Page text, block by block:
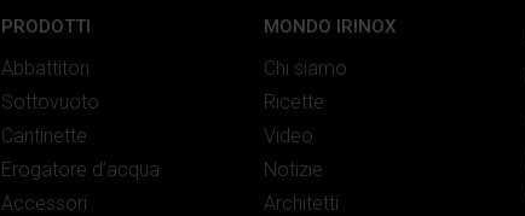
PRODOTTI
Abbattitori
Sottovuoto
Cantinette
Erogatore d’acqua
Accessori
MONDO IRINOX
Chi siamo
Ricette
Video
Notizie
Architetti